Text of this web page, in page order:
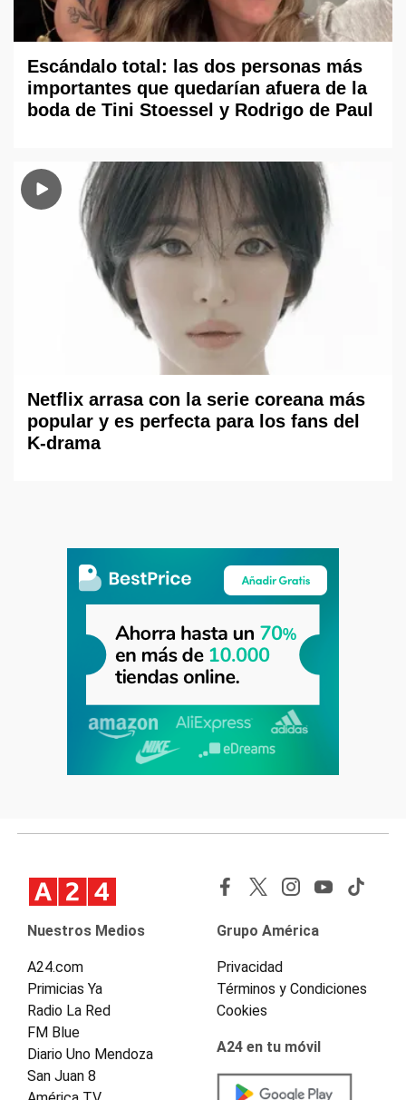
Escándalo total: las dos personas más
importantes que quedarían afuera de la
boda de Tini Stoessel y Rodrigo de Paul
Netflix arrasa con la serie coreana más
popular y es perfecta para los fans del
K-drama
Nuestros Medios
A24.com
Primicias Ya
Radio La Red
FM Blue
Diario Uno Mendoza
San Juan 8
Grupo América
Privacidad
Términos y Condiciones
Cookies
A24 en tu móvil